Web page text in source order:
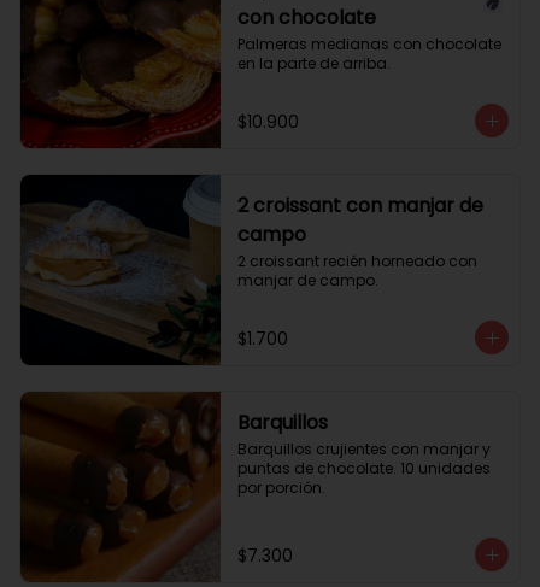
con chocolate
Palmeras medianas con chocolate
en la parte de arriba.
$10.900
2 croissant con manjar de
campo
2 croissant recién horneado con
manjar de campo.
$1.700
Barquillos
Barquillos crujientes con manjar y
puntas de chocolate. 10 unidades
por porción.
$7.300